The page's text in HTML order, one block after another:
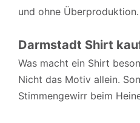
und ohne Überproduktion.
Darmstadt Shirt
Was macht ein Shirt
Nicht das Motiv allein.
Stimmengewirr beim